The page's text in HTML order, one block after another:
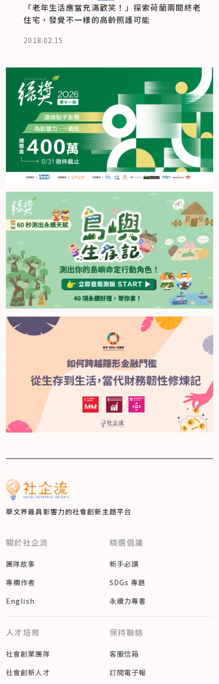
「老年生活應當充滿歡笑！」探索荷蘭兩間終老
住宅，發覺不一樣的高齡照護可能
2018.02.15
華文界最具影響力的社會創新主題平台
關於社企流
團隊故事
專欄作者
English
精選倡議
新手必讀
SDGs 專題
永續力專書
人才培育
社會創業團隊
社會創新人才
保持聯絡
客服信箱
訂閱電子報